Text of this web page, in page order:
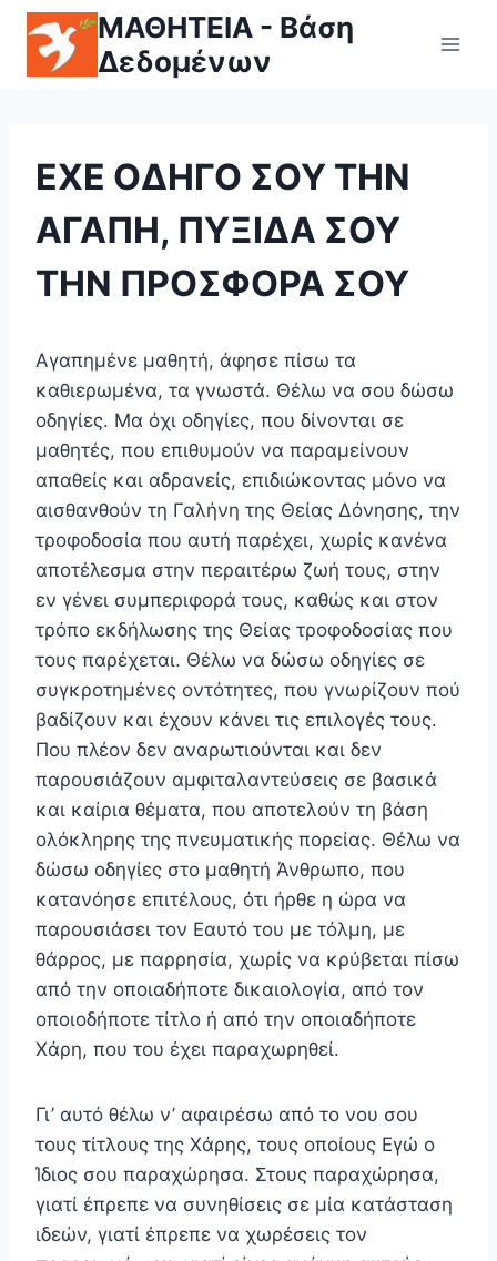
ΜΑΘΗΤΕΙΑ - Βάση
Δεδομένων
ΕΧΕ ΟΔΗΓΟ ΣΟΥ ΤΗΝ
ΑΓΑΠΗ, ΠΥΞΙΔΑ ΣΟΥ
ΤΗΝ ΠΡΟΣΦΟΡΑ ΣΟΥ
Αγαπημένε μαθητή, άφησε πίσω τα
καθιερωμένα, τα γνωστά. Θέλω να σου δώσω
οδηγίες. Μα όχι οδηγίες, που δίνονται σε
μαθητές, που επιθυμούν να παραμείνουν
απαθείς και αδρανείς, επιδιώκοντας μόνο να
αισθανθούν τη Γαλήνη της Θείας Δόνησης, την
τροφοδοσία που αυτή παρέχει, χωρίς κανένα
αποτέλεσμα στην περαιτέρω ζωή τους, στην
εν γένει συμπεριφορά τους, καθώς και στον
τρόπο εκδήλωσης της Θείας τροφοδοσίας που
τους παρέχεται. Θέλω να δώσω οδηγίες σε
συγκροτημένες οντότητες, που γνωρίζουν πού
βαδίζουν και έχουν κάνει τις επιλογές τους.
Που πλέον δεν αναρωτιούνται και δεν
παρουσιάζουν αμφιταλαντεύσεις σε βασικά
και καίρια θέματα, που αποτελούν τη βάση
ολόκληρης της πνευ­ματικής πορείας. Θέλω να
δώσω οδηγίες στο μαθητή Άνθρωπο, που
κατανόησε επιτέλους, ότι ήρθε η ώρα να
παρουσιάσει τον Εαυτό του με τόλμη, με
θάρρος, με παρρησία, χωρίς να κρύβεται πίσω
από την οποιαδήποτε δικαιολογία, από τον
οποιοδήποτε τίτλο ή από την οποια­δήποτε
Χάρη, που του έχει παραχωρηθεί.
Γι’ αυτό θέλω ν’ αφαιρέσω από το νου σου
τους τίτλους της Χάρης, τους οποίους Εγώ ο
Ίδιος σου παραχώρησα. Στους παραχώρησα,
γιατί έπρεπε να συνηθίσεις σε μία κατάσταση
ιδεών, γιατί έπρεπε να χωρέσεις τον